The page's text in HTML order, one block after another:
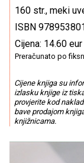
160 str., meki
ISBN
Cijena: 14.60 eur
Preračunato po
Cijene knjiga su
izlasku knjige iz
provjerite kod
bave prodajom
knjižnicama.